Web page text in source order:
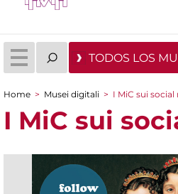
TODOS LOS
You are here
Home > Musei digitali > I MiC sui
I MiC sui